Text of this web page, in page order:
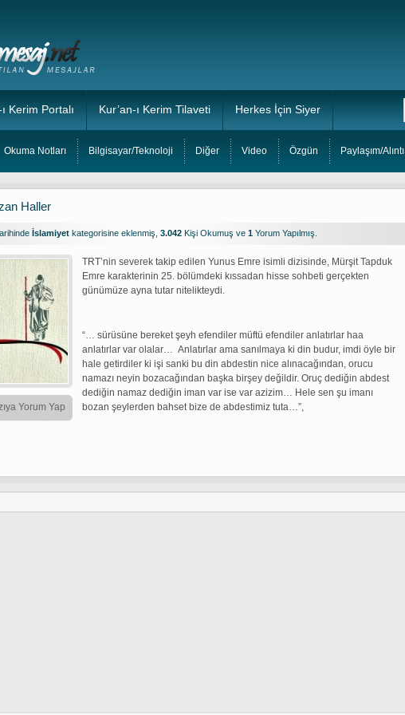
Kerim Portalı Kur’an-ı Kerim Tilaveti Herkes İçin Siyer
Okuma Notları Bilgisayar/Teknoloji Diğer Video Özgün Paylaşım/Alıntı
Haller
İslamiyet kategorisine eklenmiş, 3.042 Kişi Okumuş ve 1 Yorum Yapılmış.
Yorum Yap
TRT’nin severek takip edilen Yunus Emre isimli dizisinde, Mürşit Tapduk
Emre karakterinin 25. bölümdeki kıssadan hisse sohbeti gerçekten
günümüze ayna tutar nitelikteydi.
“… sürüsüne bereket şeyh efendiler müftü efendiler anlatırlar haa
anlatırlar var olalar… Anlatırlar ama sanılmaya ki din budur, imdi öyle bir
hale getirdiler ki işi sanki bu din abdestin nice alınacağından, orucu
namazı neyin bozacağından başka birşey değildir. Oruç dediğin abdest
dediğin namaz dediğin iman var ise var azizim… Hele sen şu imanı
bozan şeylerden bahset bize de abdestimiz tuta…”,